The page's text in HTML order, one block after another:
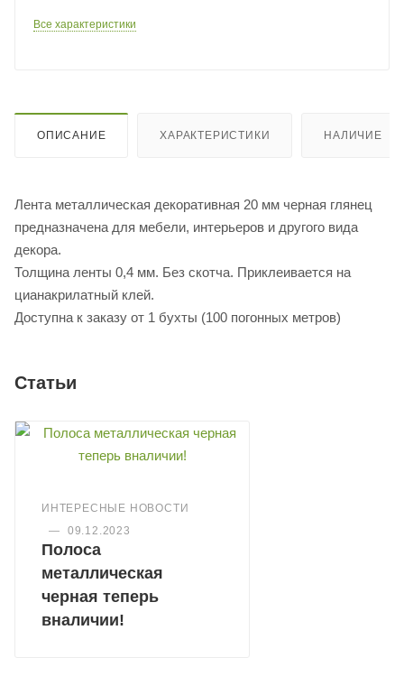
Все характеристики
ОПИСАНИЕ ХАРАКТЕРИСТИКИ НАЛИЧИЕ
Лента металлическая декоративная 20 мм черная глянец
предназначена для мебели, интерьеров и другого вида
декора.
Толщина ленты 0,4 мм. Без скотча. Приклеивается на
цианакрилатный клей.
Доступна к заказу от 1 бухты (100 погонных метров)
Статьи
ИНТЕРЕСНЫЕ НОВОСТИ
—
09.12.2023
Полоса
металлическая
черная теперь
вналичии!